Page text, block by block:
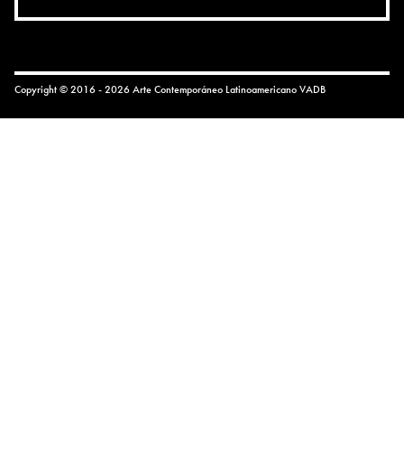
Copyright © 2016 - 2026 Arte Contemporáneo LatinoamericanoVADB